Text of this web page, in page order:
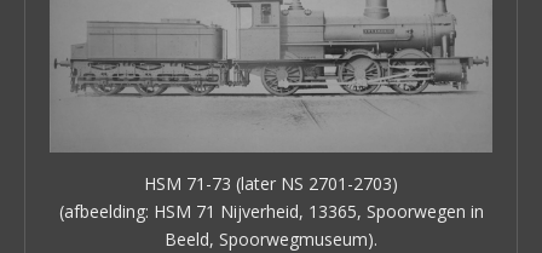
HSM 71-73 (later NS 2701-2703)
(afbeelding: HSM 71 Nijverheid, 13365, Spoorwegen in
Beeld, Spoorwegmuseum).